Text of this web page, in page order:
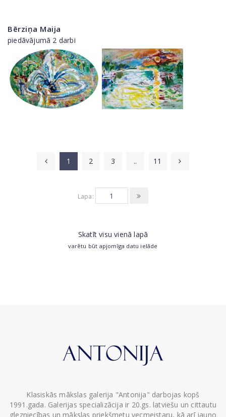
Bērziņa Maija
piedāvājumā 2 darbi
1 2 3 .. 11
Lapa:
Skatīt visu vienā lapā
varētu būt apjomīga datu ielāde
Klasiskās mākslas galerija "Antonija" darbojas kopš
1991.gada. Galerijas specializācija ir 20.gs. latviešu un cittautu
glezniecības un mākslas priekšmetu vecmeistaru, kā arī jauno